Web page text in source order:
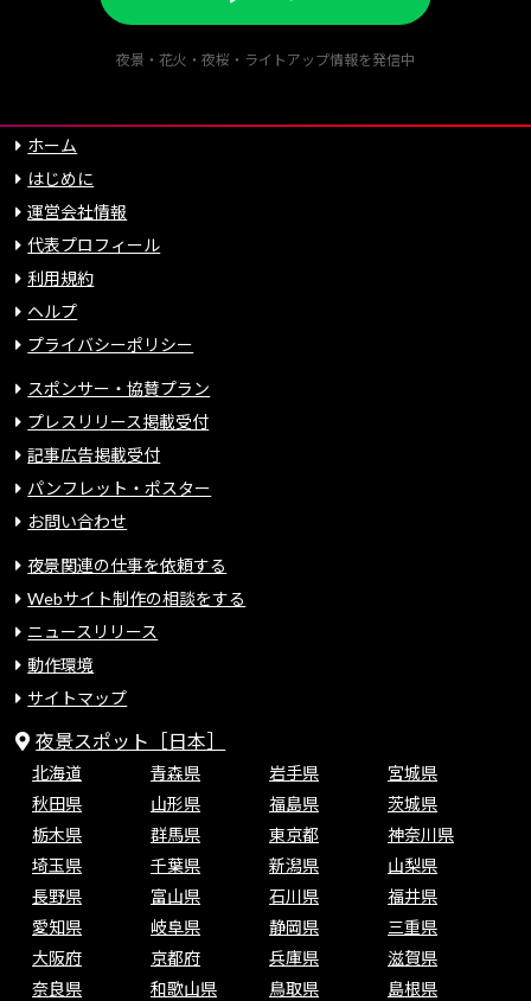
夜景・花火・夜桜・ライトアップ情報を発信中
ホーム
はじめに
運営会社情報
代表プロフィール
利用規約
ヘルプ
プライバシーポリシー
スポンサー・協賛プラン
プレスリリース掲載受付
記事広告掲載受付
パンフレット・ポスター
お問い合わせ
夜景関連の仕事を依頼する
Webサイト制作の相談をする
ニュースリリース
動作環境
サイトマップ
夜景スポット［日本］
北海道 青森県 岩手県
宮城県
秋田県
山形県 福島県
茨城県
栃木県
群馬県 東京都
神奈川県
埼玉県
千葉県 新潟県
山梨県
長野県
富山県 石川県
福井県
愛知県
岐阜県 静岡県
三重県
大阪府
京都府 兵庫県
滋賀県
奈良県
和歌山県 鳥取県
島根県